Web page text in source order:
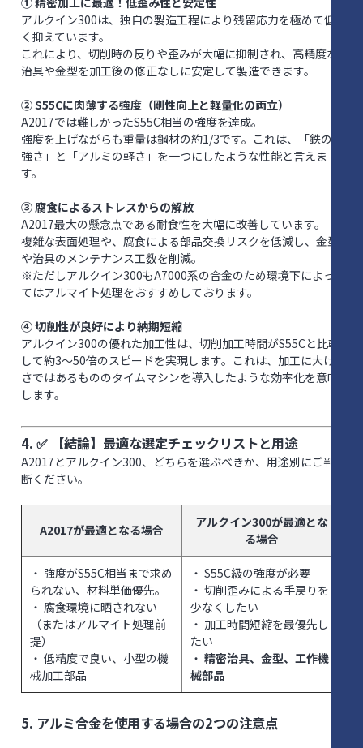
アルクイン300は、独自の製造工程により残留応力を極めて低
く抑えています。
これにより、切削時の反りや歪みが大幅に抑制され、高精度な
治具や金型を加工後の修正なしに安定して製造できます。
② S55Cに肉薄する強度（剛性向上と軽量化の両立）
A2017では難しかったS55C相当の強度を達成。
強度を上げながらも重量は鋼材の約1/3です。これは、「鉄の
強さ」と「アルミの軽さ」を一つにしたような性能と言えま
す。
③ 腐食によるストレスからの解放
A2017最大の懸念点である耐食性を大幅に改善しています。
複雑な表面処理や、腐食による部品交換リスクを低減し、金型
や治具のメンテナンス工数を削減。
※ただしアルクイン300もA7000系の合金のため環境下によっ
てはアルマイト処理をおすすめしております。
④ 切削性が良好により納期短縮
アルクイン300の優れた加工性は、切削加工時間がS55Cと比較
して約3～50倍のスピードを実現します。これは、加工に大げ
さではあるもののタイムマシンを導入したような効率化を意味
します。
4. ✅ 【結論】最適な選定チェックリストと用途
A2017とアルクイン300、どちらを選ぶべきか、用途別にご判
断ください。
A2017が最適となる場合
アルクイン300が最適とな
る場合
・ 強度がS55C相当まで求め
られない、材料単価優先。
・ 腐食環境に晒されない
（またはアルマイト処理前
提）
・ 低精度で良い、小型の機
械加工部品
・ S55C級の強度が必要
・ 切削歪みによる手戻りを
少なくしたい
・ 加工時間短縮を最優先し
たい
・ 精密治具、金型、工作機
械部品
5. アルミ合金を使用する場合の2つの注意点